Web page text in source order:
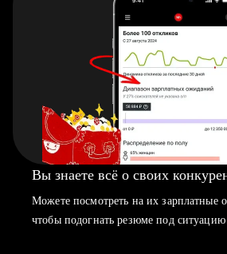
Вы знаете всё о своих
Можете посмотреть на их зарплатные
чтобы подогнать резюме под